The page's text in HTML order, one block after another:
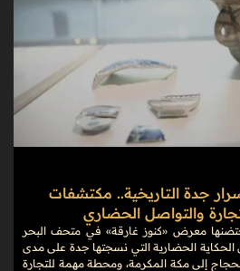
جدة التاريخية.. مكتشفات
والتواصل الحضاري
معرض «كنوز غارقة» في متحف البحر
الحكاية الحضارية التي نسجتها جدة على مدى
إلى مكة المكرمة، ومحطة مهمة للتجارة